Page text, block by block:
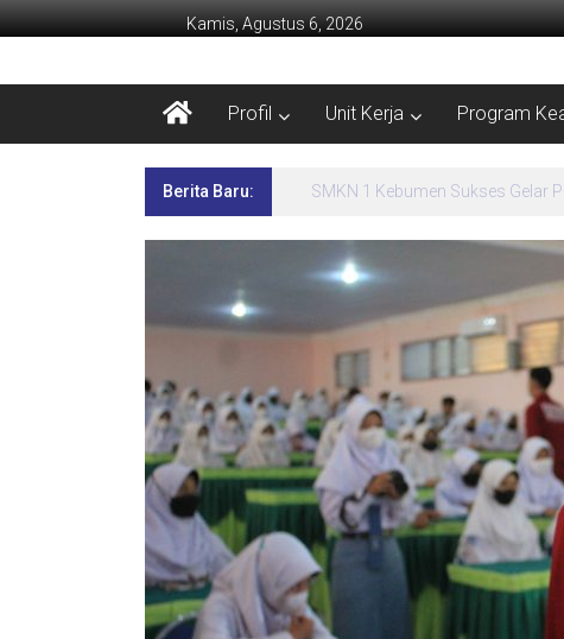
Kamis, Agustus 6, 2026
Profil Unit Kerja Program
Berita Baru: Lima Hari Penuh Inspirasi! MPLS